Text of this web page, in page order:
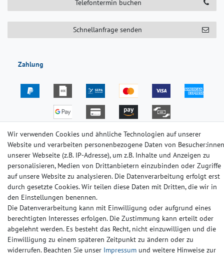
Telefontermin buchen
Schnellanfrage senden
Zahlung
Versand
Impressum Daten­schutz­erklärung
Barrierefreiheitserklärung Widerrufs­recht Kontakt
Wir verwenden Cookies und ähnliche Technologien auf unserer
Website und verarbeiten personenbezogene Daten von Besucher:innen
unserer Webseite (z.B. IP-Adresse), um z.B. Inhalte und Anzeigen zu
personalisieren, Medien von Drittanbietern einzubinden oder Zugriffe
auf unsere Website zu analysieren. Die Datenverarbeitung erfolgt erst
durch gesetzte Cookies. Wir teilen diese Daten mit Dritten, die wir in
den Einstellungen benennen.
Die Datenverarbeitung kann mit Einwilligung oder aufgrund eines
berechtigten Interesses erfolgen. Die Zustimmung kann erteilt oder
abgelehnt werden. Es besteht das Recht, nicht einzuwilligen und die
Einwilligung zu einem späteren Zeitpunkt zu ändern oder zu
widerrufen. Beachten Sie unser Impressum und weitere Hinweise zur